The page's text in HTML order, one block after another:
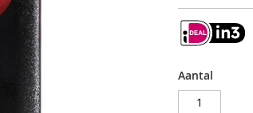
Aantal